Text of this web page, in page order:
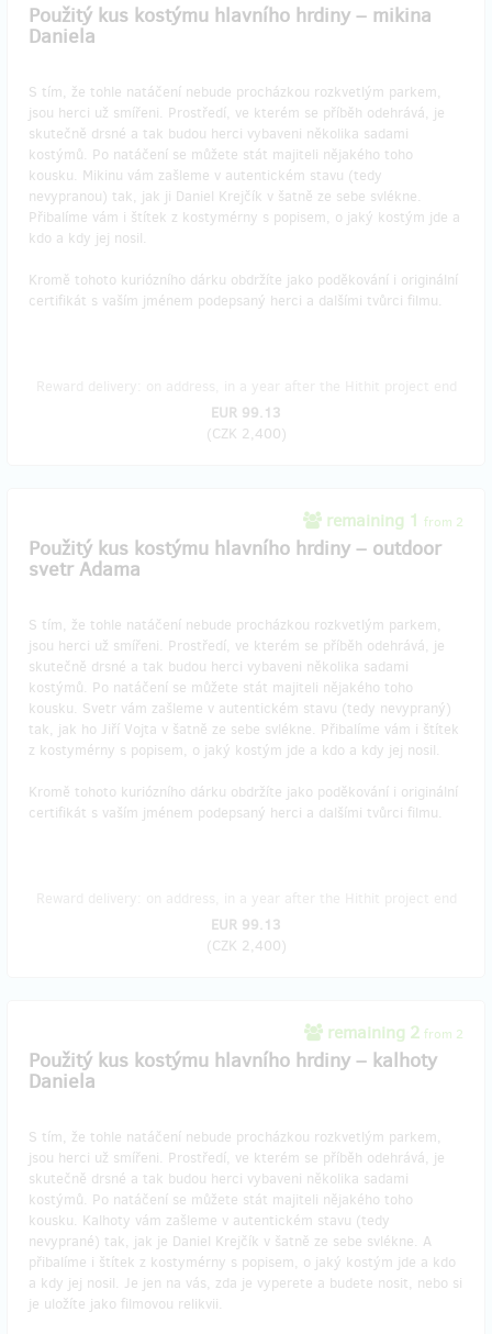
Použitý kus kostýmu hlavního hrdiny – mikina
Daniela
S tím, že tohle natáčení nebude procházkou rozkvetlým parkem,
jsou herci už smířeni. Prostředí, ve kterém se příběh odehrává, je
skutečně drsné a tak budou herci vybaveni několika sadami
kostýmů. Po natáčení se můžete stát majiteli nějakého toho
kousku. Mikinu vám zašleme v autentickém stavu (tedy
nevypranou) tak, jak ji Daniel Krejčík v šatně ze sebe svlékne.
Přibalíme vám i štítek z kostymérny s popisem, o jaký kostým jde a
kdo a kdy jej nosil.
Kromě tohoto kuriózního dárku obdržíte jako poděkování i originální
certifikát s vaším jménem podepsaný herci a dalšími tvůrci filmu.
EUR 99.13
(CZK 2,400)
remaining 1 from 2
Použitý kus kostýmu hlavního hrdiny – outdoor
svetr Adama
S tím, že tohle natáčení nebude procházkou rozkvetlým parkem,
jsou herci už smířeni. Prostředí, ve kterém se příběh odehrává, je
skutečně drsné a tak budou herci vybaveni několika sadami
kostýmů. Po natáčení se můžete stát majiteli nějakého toho
kousku. Svetr vám zašleme v autentickém stavu (tedy nevypraný)
tak, jak ho Jiří Vojta v šatně ze sebe svlékne. Přibalíme vám i štítek
z kostymérny s popisem, o jaký kostým jde a kdo a kdy jej nosil.
Kromě tohoto kuriózního dárku obdržíte jako poděkování i originální
certifikát s vaším jménem podepsaný herci a dalšími tvůrci filmu.
EUR 99.13
(CZK 2,400)
remaining 2 from 2
Použitý kus kostýmu hlavního hrdiny – kalhoty
Daniela
S tím, že tohle natáčení nebude procházkou rozkvetlým parkem,
jsou herci už smířeni. Prostředí, ve kterém se příběh odehrává, je
skutečně drsné a tak budou herci vybaveni několika sadami
kostýmů. Po natáčení se můžete stát majiteli nějakého toho
kousku. Kalhoty vám zašleme v autentickém stavu (tedy
nevyprané) tak, jak je Daniel Krejčík v šatně ze sebe svlékne. A
přibalíme i štítek z kostymérny s popisem, o jaký kostým jde a kdo
a kdy jej nosil. Je jen na vás, zda je vyperete a budete nosit, nebo si
je uložíte jako filmovou relikvii.